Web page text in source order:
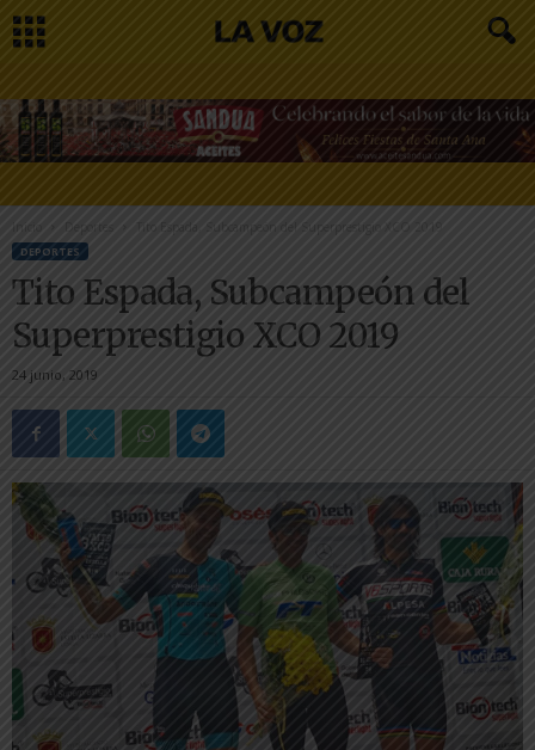
Inicio Tito Espada, Subcampeón del Superprestigio XCO 2019
DEPORTES
Tito Espada, Subcampeón del
Superprestigio XCO 2019
24 junio, 2019